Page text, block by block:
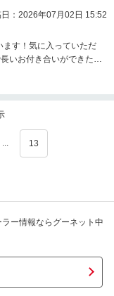
：2026年07月02日 15:52
ます！気に入っていただ
いお付き合いができたら
... 13
ー情報ならグーネット中